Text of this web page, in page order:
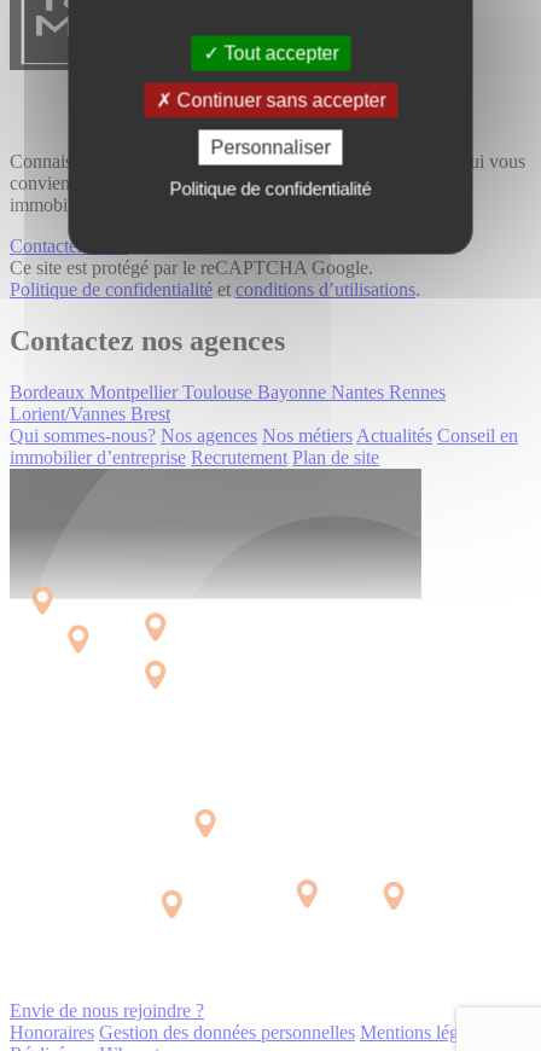
Tout accepter
Continuer sans accepter
Personnaliser
Politique de confidentialité
Connaissance du terrain et expertise métier, trouvez le bien qui vous
convient avec Tourny Meyer, cabinet de conseil spécialisé en
immobilier professionnel.
Contactez-nous
Ce site est protégé par le reCAPTCHA Google.
Politique de confidentialité et conditions d’utilisations.
Contactez nos agences
Bordeaux Montpellier Toulouse Bayonne Nantes Rennes
Lorient/Vannes Brest
Qui sommes-nous? Nos agences Nos métiers Actualités Conseil en
immobilier d’entreprise Recrutement Plan de site
Envie de nous rejoindre ?
Honoraires Gestion des données personnelles Mentions légales